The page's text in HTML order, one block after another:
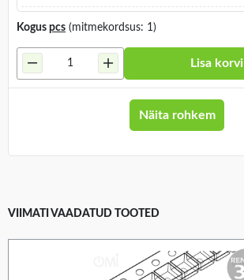
Kogus pcs (mitmekordsus: 1)
Lisa korvi
Näita rohkem
VIIMATI VAADATUD TOOTED